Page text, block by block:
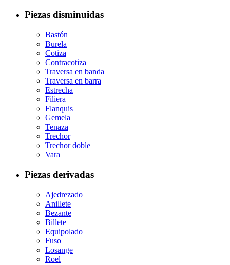
Piezas disminuidas
Bastón
Burela
Cotiza
Contracotiza
Traversa en banda
Traversa en barra
Estrecha
Filiera
Flanquis
Gemela
Tenaza
Trechor
Trechor doble
Vara
Piezas derivadas
Ajedrezado
Anillete
Bezante
Billete
Equipolado
Fuso
Losange
Roel